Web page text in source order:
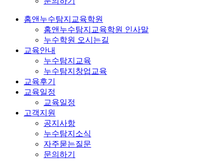
홈앤누수탐지교육학원
홈앤누수탐지교육학원 인사말
누수학원 오시는길
교육안내
누수탐지교육
누수탐지창업교육
교육후기
교육일정
교육일정
고객지원
공지사항
누수탐지소식
자주묻는질문
문의하기